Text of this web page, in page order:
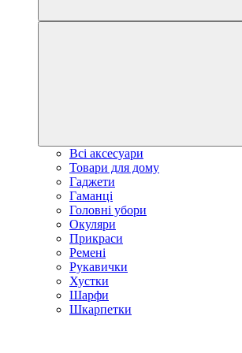
Всі аксесуари
Товари для дому
Гаджети
Гаманці
Головні убори
Окуляри
Прикраси
Ремені
Рукавички
Хустки
Шарфи
Шкарпетки